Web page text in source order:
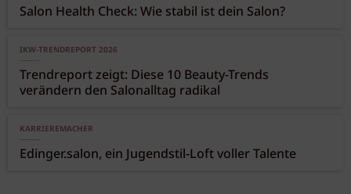
Salon Health Check: Wie stabil ist dein Salon?
IKW-TRENDREPORT 2026
Trendreport zeigt: Diese 10 Beauty-Trends
verändern den Salonalltag radikal
KARRIEREMACHER
Edinger.salon, ein Jugendstil-Loft voller Talente